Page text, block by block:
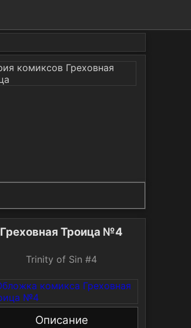
Греховная Троица №4
Trinity of Sin #4
Описание